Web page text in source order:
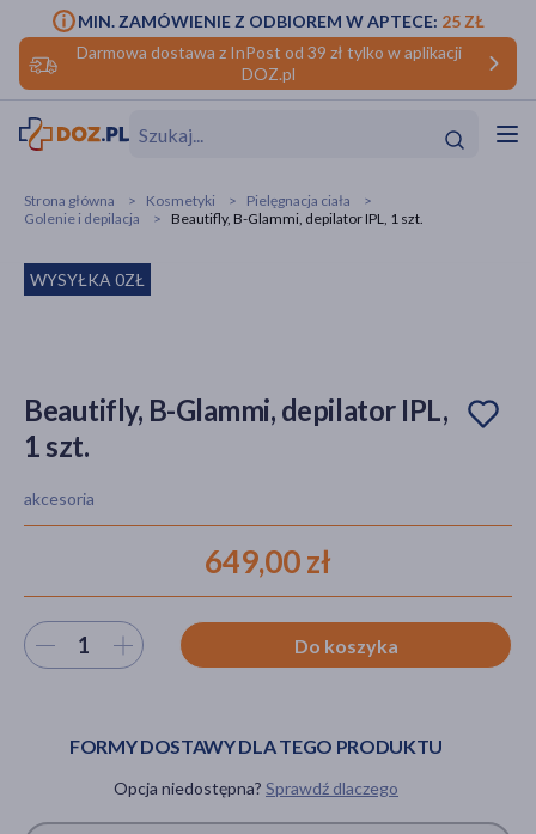
Darmowa dostawa z InPost od 39 zł tylko w aplikacji
DOZ.pl
MIN. ZAMÓWIENIE Z ODBIOREM W APTECE: 25 ZŁ
Hit
makijażu
Hit
Strona główna Kosmetyki
Pielęgnacja ciała
Golenie i depilacja
Beautifly, B-Glammi, depilator IPL, 1 szt.
WYSYŁKA 0ZŁ
Beautifly, B-Glammi, depilator IPL,
1 szt.
akcesoria
649,00 zł
Wybierz ilość Do koszyka
FORMY DOSTAWY DLA TEGO PRODUKTU
Opcja niedostępna? Sprawdź dlaczego